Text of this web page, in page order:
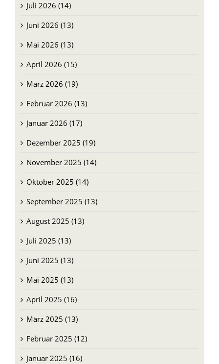
Juli 2026 (14)
Juni 2026 (13)
Mai 2026 (13)
April 2026 (15)
März 2026 (19)
Februar 2026 (13)
Januar 2026 (17)
Dezember 2025 (19)
November 2025 (14)
Oktober 2025 (14)
September 2025 (13)
August 2025 (13)
Juli 2025 (13)
Juni 2025 (13)
Mai 2025 (13)
April 2025 (16)
März 2025 (13)
Februar 2025 (12)
Januar 2025 (16)